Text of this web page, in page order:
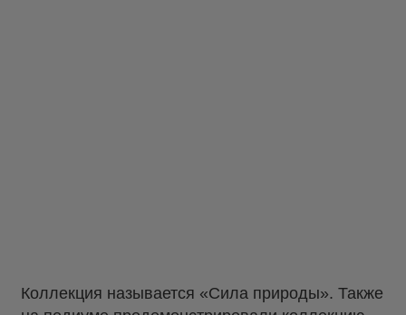
Коллекция называется «Сила природы». Также